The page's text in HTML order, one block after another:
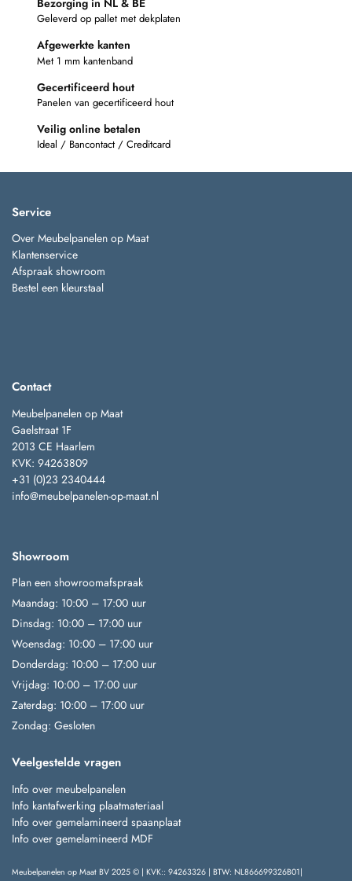
Geleverd op pallet met dekplaten
Afgewerkte kanten
Met 1 mm kantenband
Gecertificeerd hout
Panelen van gecertificeerd hout
Veilig online betalen
Ideal / Bancontact / Creditcard
Service
Over Meubelpanelen op Maat
Klantenservice
Afspraak showroom
Bestel een kleurstaal
Contact
Meubelpanelen op Maat
Gaelstraat 1F
2013 CE Haarlem
KVK: 94263809
+31 (0)23 2340444
info@meubelpanelen-op-maat.nl
Showroom
Plan een showroomafspraak
Maandag: 10:00 – 17:00 uur
Dinsdag: 10:00 – 17:00 uur
Woensdag: 10:00 – 17:00 uur
Donderdag: 10:00 – 17:00 uur
Vrijdag: 10:00 – 17:00 uur
Zaterdag: 10:00 – 17:00 uur
Zondag: Gesloten
Veelgestelde vragen
Info over meubelpanelen
Info kantafwerking plaatmateriaal
Info over gemelamineerd spaanplaat
Info over gemelamineerd MDF
Meubelpanelen op Maat BV 2025 © | KVK:: 94263326 | BTW: NL866699326B01|